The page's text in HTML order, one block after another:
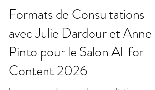
Découvrez les Nouveaux
Formats de Consultations
avec Julie Dardour et Anne
Pinto pour le Salon All for